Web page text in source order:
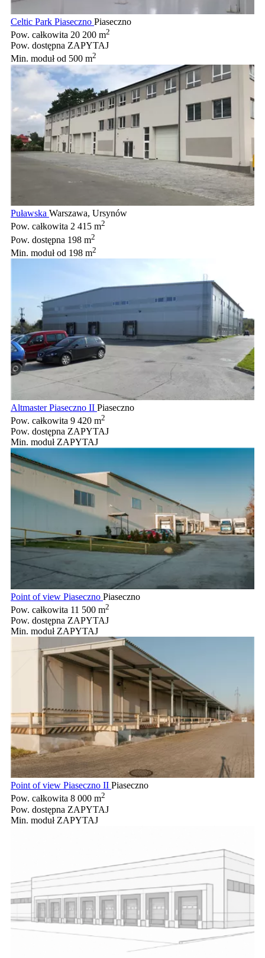
Celtic Park Piaseczno Piaseczno
Pow. całkowita 20 200 m2
Pow. dostępna ZAPYTAJ
Min. modułod 500 m2
Puławska Warszawa, Ursynów
Pow. całkowita 2 415 m2
Pow. dostępna 198 m2
Min. modułod 198 m2
Altmaster Piaseczno II Piaseczno
Pow. całkowita 9 420 m2
Pow. dostępna ZAPYTAJ
Min. moduł ZAPYTAJ
Point of view Piaseczno Piaseczno
Pow. całkowita 11 500 m2
Pow. dostępna ZAPYTAJ
Min. moduł ZAPYTAJ
Point of view Piaseczno II Piaseczno
Pow. całkowita 8 000 m2
Pow. dostępna ZAPYTAJ
Min. moduł ZAPYTAJ